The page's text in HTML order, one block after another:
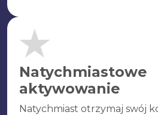
Natychmiastowe
aktywowanie
Natychmiast otrzymaj swój